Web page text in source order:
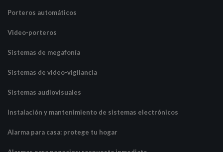
Porteros automáticos
Video-porteros
Sistemas de megafonía
Sistemas de video-vigilancia
Sistemas audiovisuales
Instalación y mantenimiento de sistemas electrónicos
Alarma para casa: protege tu hogar